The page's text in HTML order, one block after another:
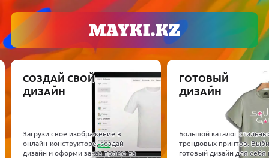
СОЗДАЙ СВОЙ
ДИЗАЙН
Загрузи свое изображение в
онлайн-конструкторе, создай
дизайн и оформи заказ прямо на
ГОТОВЫЙ
ДИЗАЙН
Большой каталог
трендовых принтов.
готовый дизайн для себя